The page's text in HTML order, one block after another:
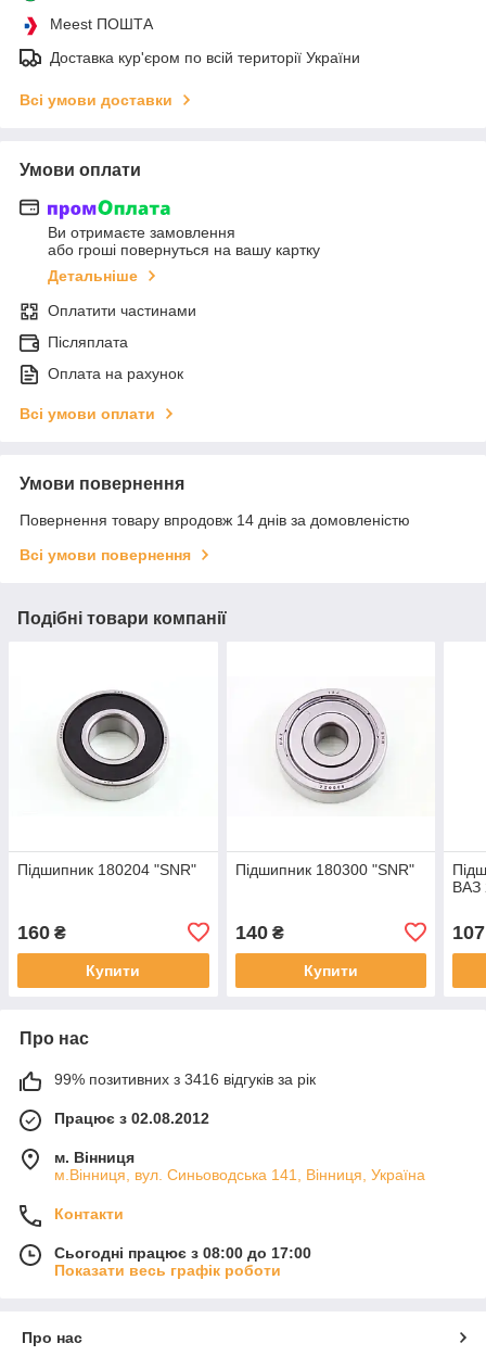
Meest ПОШТА
Доставка кур'єром по всій території України
Всі умови доставки
Умови оплати
Ви отримаєте замовлення
або гроші повернуться на вашу картку
Детальніше
Оплатити частинами
Післяплата
Оплата на рахунок
Всі умови оплати
Умови повернення
Повернення товару впродовж 14 днів за домовленістю
Всі умови повернення
Подібні товари компанії
Підшипник 180204 "SNR"
160 ₴
Купити
Підшипник 180300 "SNR"
140₴
Купити
ВАЗ
107
Про нас
99% позитивних з 3416 відгуків за рік
Працює з 02.08.2012
м. Вінниця
м.Вінниця, вул. Синьоводська 141, Вінниця, Україна
Контакти
Сьогодні працює з 08:00 до 17:00
Показати весь графік роботи
Про нас